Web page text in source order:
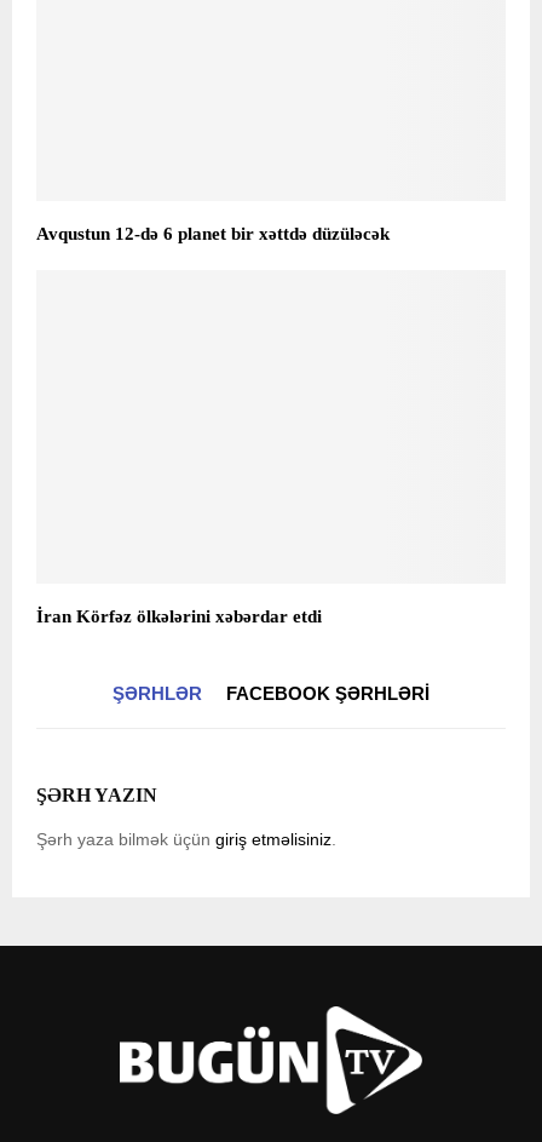
Avqustun 12-də 6 planet bir xəttdə düzüləcək
İran Körfəz ölkələrini xəbərdar etdi
ŞƏRHLƏR FACEBOOK ŞƏRHLƏRI
ŞƏRH YAZIN
Şərh yaza bilmək üçün giriş etməlisiniz